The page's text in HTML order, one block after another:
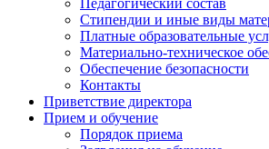
Стипендии и иные виды
Платные образовательные
Материально-техническое
Обеспечение безопасности
Контакты
Приветствие директора
Прием и обучение
Порядок приема